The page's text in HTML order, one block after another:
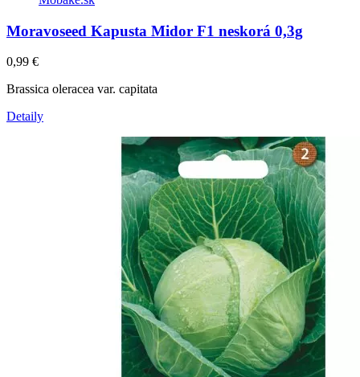
Moravoseed Kapusta Midor F1 neskorá 0,3g
0,99 €
Brassica oleracea var. capitata
Detaily